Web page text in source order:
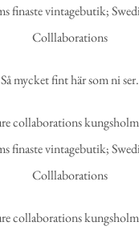
Så mycket fint här som ni ser.